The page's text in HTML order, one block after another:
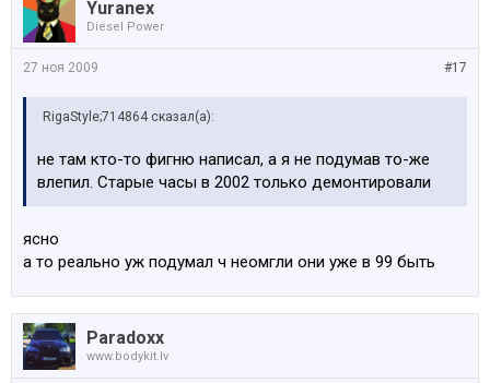
Yuranex
Diesel Power
#17
27 ноя 2009
RigaStyle;714864 сказал(а):
не там кто-то фигню написал, а я не подумав то-же
влепил. Старые часы в 2002 только демонтировали
ясно
а то реально уж подумал ч неомгли они уже в 99 быть
Paradoxx
www.bodykit.lv